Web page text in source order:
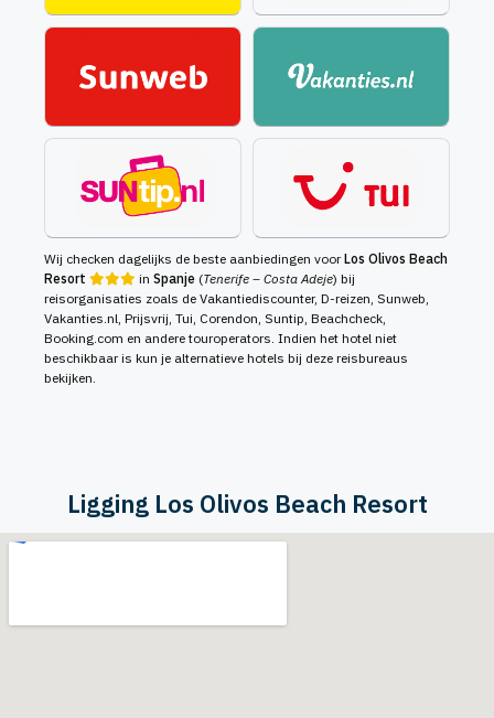
Wij checken dagelijks de beste aanbiedingen voorLos Olivos Beach
Resort
in Spanje (Tenerife – Costa Adeje) bij
reisorganisaties zoals de Vakantiediscounter, D-reizen, Sunweb,
Vakanties.nl, Prijsvrij, Tui, Corendon, Suntip, Beachcheck,
Booking.com en andere touroperators. Indien het hotel niet
beschikbaar is kun je alternatieve hotels bij deze reisbureaus
bekijken.
Ligging Los Olivos Beach Resort